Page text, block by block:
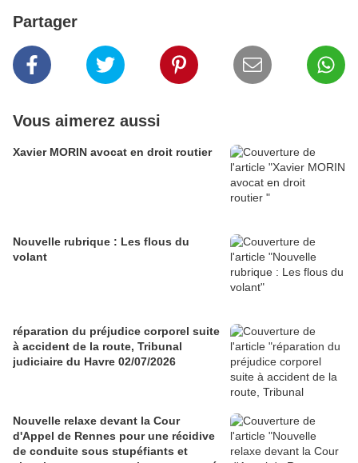
Partager
Vous aimerez aussi
Xavier MORIN avocat en droit routier
Nouvelle rubrique : Les flous du
volant
réparation du préjudice corporel suite
à accident de la route, Tribunal
judiciaire du Havre 02/07/2026
Nouvelle relaxe devant la Cour
d'Appel de Rennes pour une récidive
de conduite sous stupéfiants et